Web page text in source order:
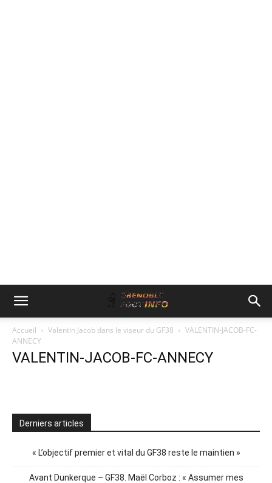
Accueil Valentin Jacob dans le viseur du GF38
VALENTIN-JACOB-FC-
ANNECY
VALENTIN-JACOB-FC-ANNECY
Derniers articles
« L’objectif premier et vital du GF38 reste le maintien »
Avant Dunkerque – GF38. Maël Corboz : « Assumer mes